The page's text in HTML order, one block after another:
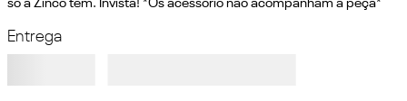
só a Zinco tem. Invista! *Os acessório não acompanham a peça*
Entrega